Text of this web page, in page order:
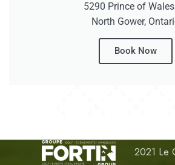
5290 Prince of Wales
North Gower,
Book Now
2021 Le